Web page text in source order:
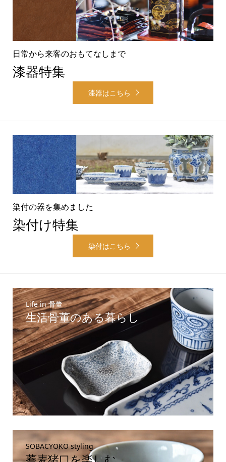
日常から来客のおもてなしまで
漆器特集
漆器はこちら
染付の器を集めました
染付け特集
染付はこちら
Life in 骨董
生活骨董のある暮らし
SOBACYOKO styling